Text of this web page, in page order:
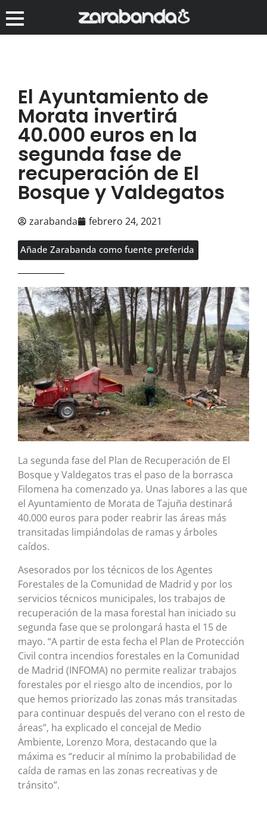
El Ayuntamiento de
Morata invertirá
40.000 euros en la
segunda fase de
recuperación de El
Bosque y Valdegatos
zarabanda febrero 24, 2021
Añade Zarabanda como fuente preferida
La segunda fase del Plan de Recuperación de El
Bosque y Valdegatos tras el paso de la borrasca
Filomena ha comenzado ya. Unas labores a las que
el Ayuntamiento de Morata de Tajuña destinará
40.000 euros para poder reabrir las áreas más
transitadas limpiándolas de ramas y árboles
caídos.
Asesorados por los técnicos de los Agentes
Forestales de la Comunidad de Madrid y por los
servicios técnicos municipales, los trabajos de
recuperación de la masa forestal han iniciado su
segunda fase que se prolongará hasta el 15 de
mayo. “A partir de esta fecha el Plan de Protección
Civil contra incendios forestales en la Comunidad
de Madrid (INFOMA) no permite realizar trabajos
forestales por el riesgo alto de incendios, por lo
que hemos priorizado las zonas más transitadas
para continuar después del verano con el resto de
áreas”, ha explicado el concejal de Medio
Ambiente, Lorenzo Mora, destacando que la
máxima es “reducir al mínimo la probabilidad de
caída de ramas en las zonas recreativas y de
tránsito”.